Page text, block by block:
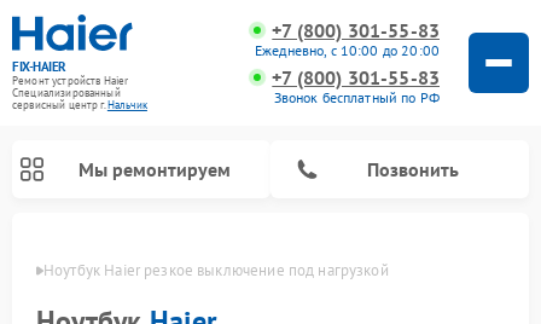
FIX-HAIER
Ремонт устройств Haier
Специализированный
cервисный центр г.Нальчик
+7 (800) 301-55-83
Ежедневно, с 10:00 до 20:00
+7 (800) 301-55-83
Звонок бесплатный по РФ
Мы ремонтируем Позвонить
Ноутбук Haier резкое выключение под нагрузкой